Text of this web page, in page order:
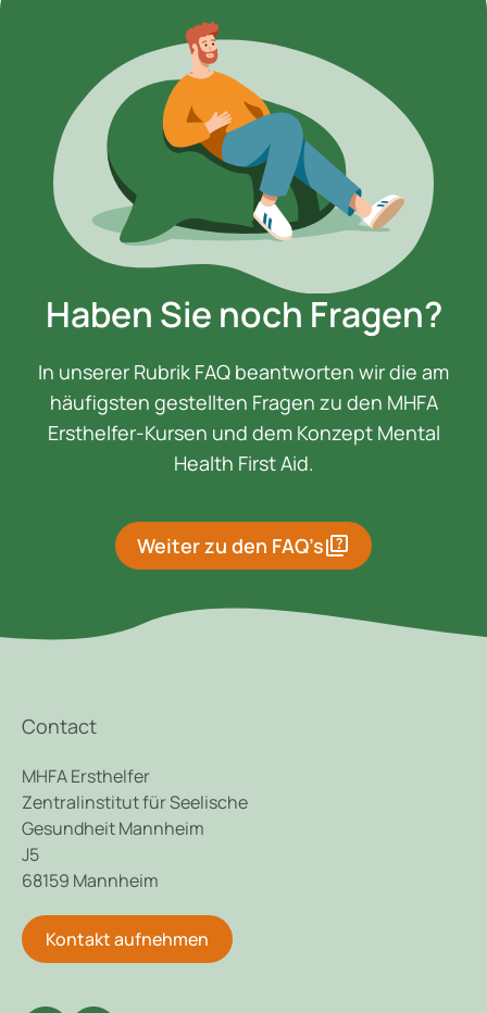
Haben Sie noch Fragen?
In unserer Rubrik FAQ beantworten wir die am
häufigsten gestellten Fragen zu den MHFA
Ersthelfer-Kursen und dem Konzept Mental
Health First Aid.
Weiter zu den FAQ’squiz
Contact
MHFA Ersthelfer
Zentralinstitut für Seelische
Gesundheit Mannheim
J5
68159 Mannheim
Kontakt aufnehmen